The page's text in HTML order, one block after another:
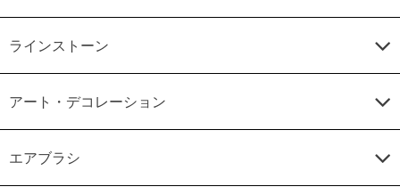
ラインストーン
アート・デコレーション
エアブラシ